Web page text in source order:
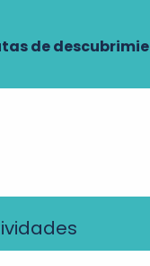
de
en el